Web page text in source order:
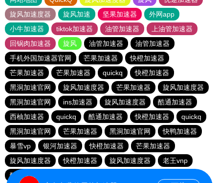
旋风加速度器
旋风加速 坚果加速器
外网app
小牛加速器
tiktok加速器 油管加速器
上油管加速器
回锅肉加速器
旋风 油管加速器
油管加速器
手机外国加速器官网
芒果加速器
快橙加速器
芒果加速器
芒果加速器 quickq
快橙加速器
黑洞加速官网
旋风加速度器 芒果加速器
旋风加速度器
黑洞加速官网
ins加速器 旋风加速度器
酷通加速器
西柚加速器
quickq 酷通加速器 快橙加速器
quickq
黑洞加速官网
芒果加速器 黑洞加速官网
快鸭加速器
暴雪vp
银河加速器 快橙加速器
芒果加速器
旋风加速度器
快橙加速器 旋风加速度器
老王vnp
酷通加速器